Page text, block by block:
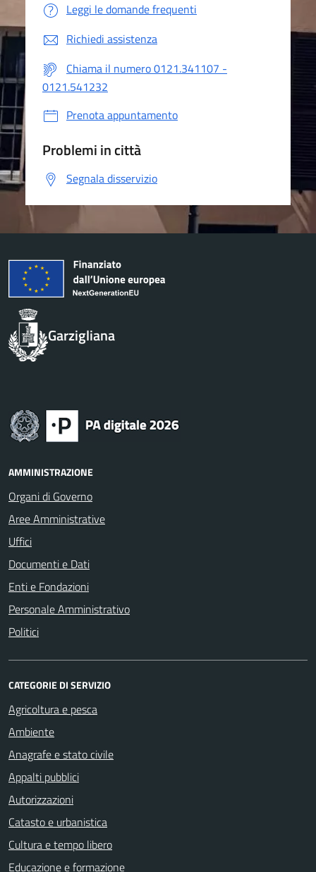
Leggi le domande frequenti
Richiedi assistenza
Chiama il numero 0121.341107 -
0121.541232
Prenota appuntamento
Problemi in città
Segnala disservizio
Garzigliana
AMMINISTRAZIONE
Organi di Governo
Aree Amministrative
Uffici
Documenti e Dati
Enti e Fondazioni
Personale Amministrativo
Politici
CATEGORIE DI SERVIZIO
Agricoltura e pesca
Ambiente
Anagrafe e stato civile
Appalti pubblici
Autorizzazioni
Catasto e urbanistica
Cultura e tempo libero
Educazione e formazione